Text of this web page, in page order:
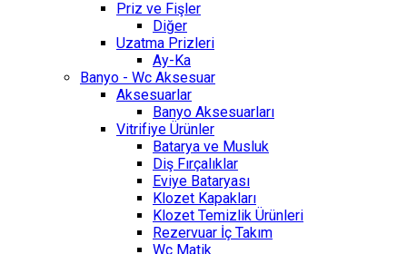
Priz ve Fişler
Diğer
Uzatma Prizleri
Ay-Ka
Banyo - Wc Aksesuar
Aksesuarlar
Banyo Aksesuarları
Vitrifiye Ürünler
Batarya ve Musluk
Diş Fırçalıklar
Eviye Bataryası
Klozet Kapakları
Klozet Temizlik Ürünleri
Rezervuar İç Takım
Wc Matik